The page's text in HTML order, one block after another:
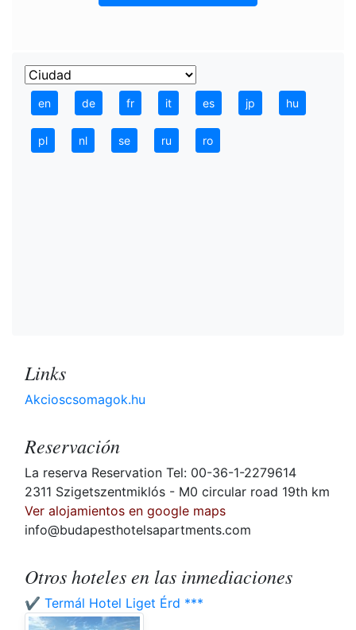
en de fr it es jp hu
pl nl se ru ro
Links
Akcioscsomagok.hu
Reservación
La reserva Reservation Tel: 00-36-1-2279614
2311 Szigetszentmiklós - M0 circular road 19th km
Ver alojamientos en google maps
info@budapesthotelsapartments.com
Otros hoteles en las inmediaciones
✔️ Termál Hotel Liget Érd ***